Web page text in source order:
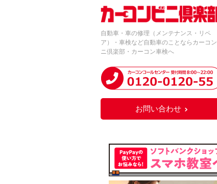
自動車・車の修理（メンテナンス・リペ
ア）・車検など自動車のことならカーコ
ニ倶楽部・カーコン車検へ
お問い合わせ